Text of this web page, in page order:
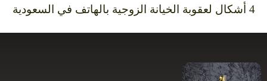
4 أشكال لعقوبة الخيانة الزوجية بالهاتف في السعودية